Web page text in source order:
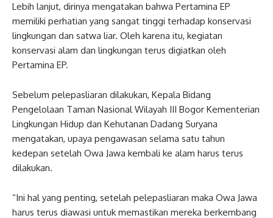
Lebih lanjut, dirinya mengatakan bahwa Pertamina EP
memiliki perhatian yang sangat tinggi terhadap konservasi
lingkungan dan satwa liar. Oleh karena itu, kegiatan
konservasi alam dan lingkungan terus digiatkan oleh
Pertamina EP.
Sebelum pelepasliaran dilakukan, Kepala Bidang
Pengelolaan Taman Nasional Wilayah III Bogor Kementerian
Lingkungan Hidup dan Kehutanan Dadang Suryana
mengatakan, upaya pengawasan selama satu tahun
kedepan setelah Owa Jawa kembali ke alam harus terus
dilakukan.
“Ini hal yang penting, setelah pelepasliaran maka Owa Jawa
harus terus diawasi untuk memastikan mereka berkembang